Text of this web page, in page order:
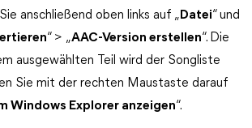
anschließend oben links auf „ Datei“ und
“ > „AAC-Version erstellen“. Die
ausgewählten Teil wird der Songliste
Sie mit der rechten Maustaste darauf
Windows Explorer anzeigen“.